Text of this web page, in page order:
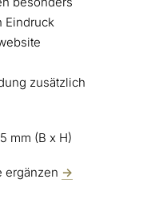
Eindruck
zusätzlich
mm (B x H)
ergänzen ->